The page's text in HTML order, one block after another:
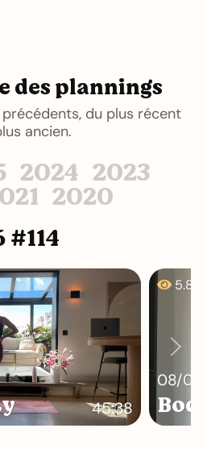
des plannings
du plus récent
ancien.
2024 2023
2020
45:38
08/
5.8k